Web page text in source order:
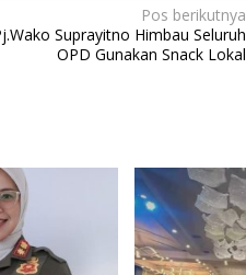
Pos berikutnya
Suprayitno Himbau Seluruh
OPD Gunakan Snack Lokal